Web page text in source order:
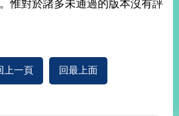
惟對於諸多未通過的版本沒有評
上一頁 回最上面